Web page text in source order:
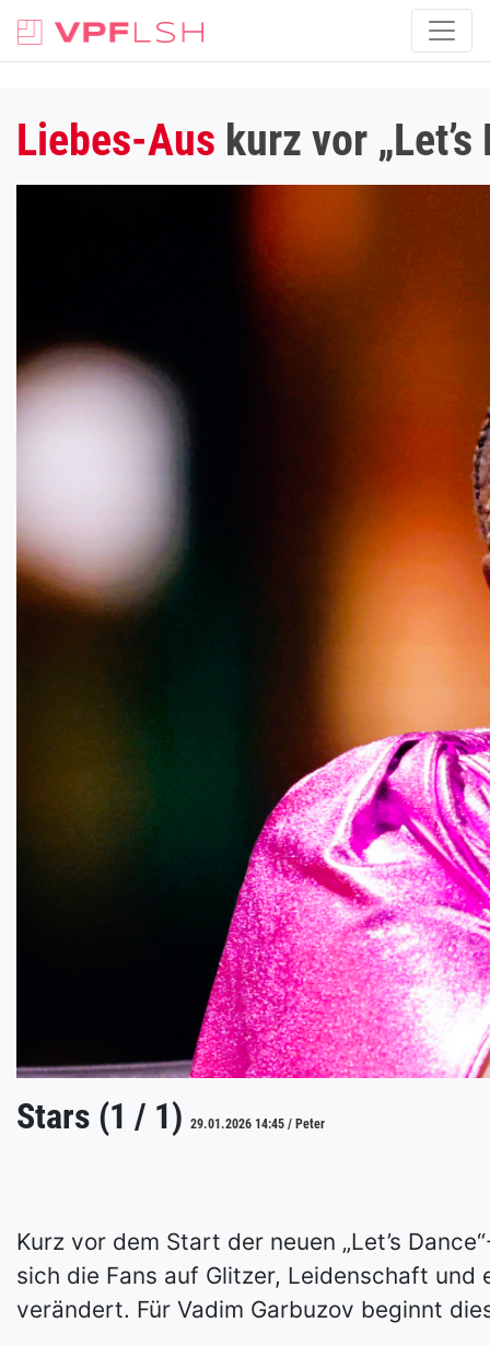
Liebes-Aus kurz vor
Stars (1 / 1) 29.01.2026 14:45 / Peter
Kurz vor dem Start der neuen „Let’s
sich die Fans auf Glitzer, Leidenschaft
verändert. Für Vadim Garbuzov beginnt